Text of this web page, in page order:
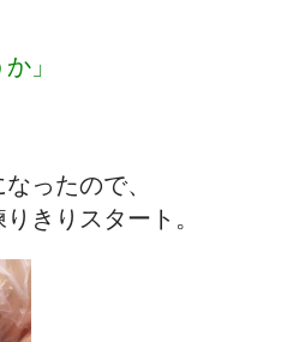
」
ったので、
きりスタート。